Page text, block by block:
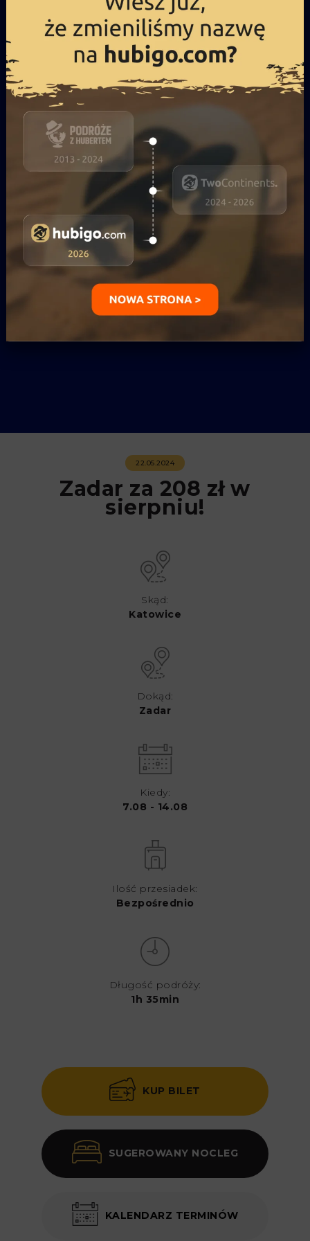
22.05.2024
Zadar za 208 zł w
sierpniu!
Skąd:
Katowice
Dokąd:
Zadar
Kiedy:
7.08 - 14.08
Ilość przesiadek:
Bezpośrednio
Długość podróży:
1h 35min
KUP BILET
SUGEROWANY NOCLEG
KALENDARZ TERMINÓW